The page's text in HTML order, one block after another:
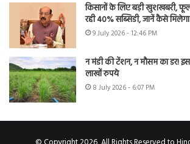
किसानों के लिए बड़ी खुशखबरी,
रही 40% सब्सिडी, जानें कैसे
9 July 2026 - 12:46 PM
न मंडी की टेंशन, न मौसम का डर!
लाखों रुपये
8 July 2026 - 6:07 PM